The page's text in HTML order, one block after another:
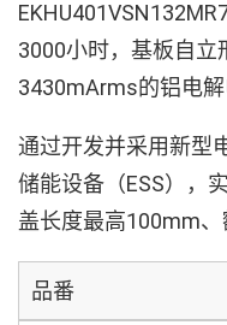
3000小时，基板自立
3430mArms的铝电解
通过开发并采用新型
储能设备（ESS），
盖长度最高100mm、
品番